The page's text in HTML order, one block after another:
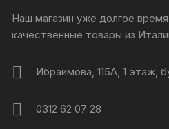
Наш магазин уже долгое
качественные товары из
Ибраимова, 115А, 1 этаж,
0312 62 07 28